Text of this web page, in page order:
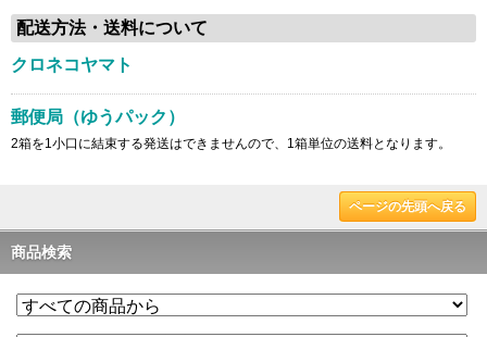
配送方法・送料について
クロネコヤマト
郵便局（ゆうパック）
2箱を1小口に結束する発送はできませんので、1箱単位の送料となります。
ページの先頭へ戻る
商品検索